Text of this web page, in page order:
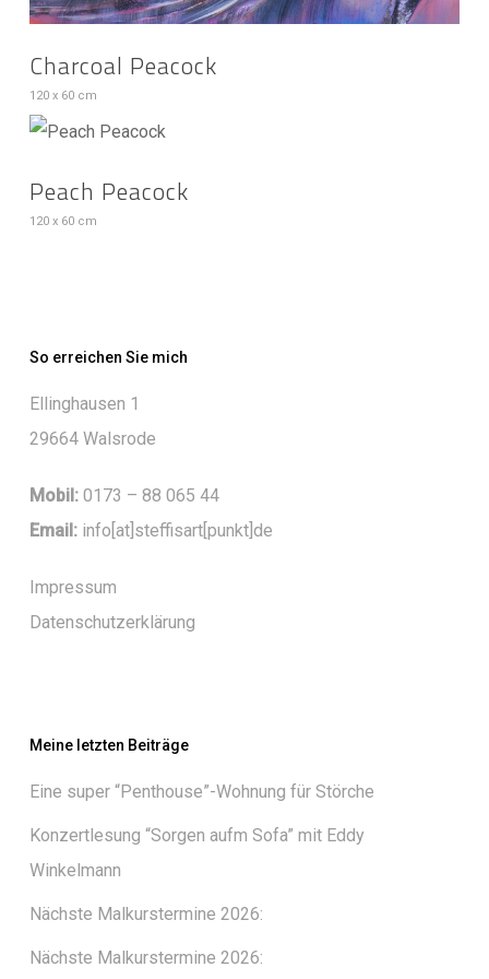
Charcoal Peacock
120 x 60 cm
Peach Peacock
120 x 60 cm
So erreichen Sie mich
Ellinghausen 1
29664 Walsrode
Mobil:0173 – 88 065 44
Email:info[at]steffisart[punkt]de
Impressum
Datenschutzerklärung
Meine letzten Beiträge
Eine super “Penthouse”-Wohnung für Störche
Konzertlesung “Sorgen aufm Sofa” mit Eddy
Winkelmann
Nächste Malkurstermine 2026:
Nächste Malkurstermine 2026: